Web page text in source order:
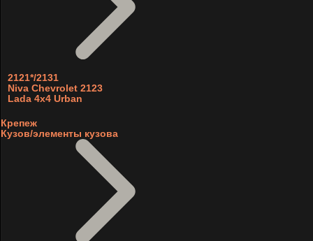
2121*/2131
Niva Chevrolet 2123
Lada 4x4 Urban
Крепеж
Кузов/элементы кузова